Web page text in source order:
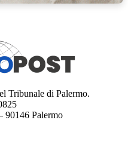
Tribunale di Palermo.
90146 Palermo